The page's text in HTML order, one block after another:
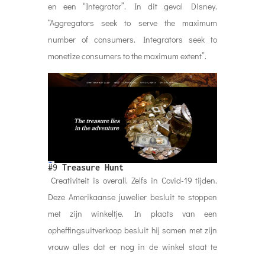
en een “Integrator”. In dit geval Disney.
“Aggregators seek to serve the maximum
number of consumers. Integrators seek to
monetize consumers to the maximum extent”.
#9 Treasure Hunt
Creativiteit is overall. Zelfs in Covid-19 tijden.
Deze Amerikaanse juwelier besluit te stoppen
met zijn winkeltje. In plaats van een
opheffingsuitverkoop besluit hij samen met zijn
vrouw alles dat er nog in de winkel staat te